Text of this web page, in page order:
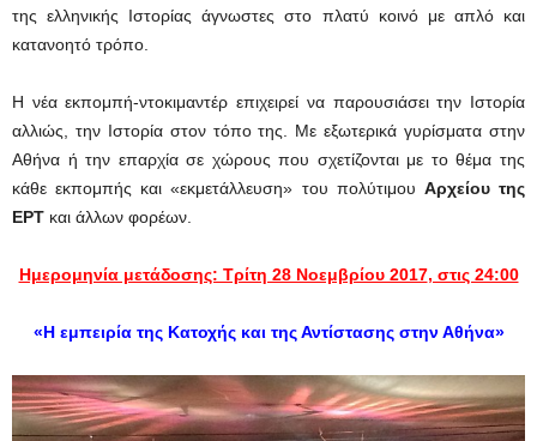
της ελληνικής Ιστορίας άγνωστες στο πλατύ κοινό με απλό και
κατανοητό τρόπο.
Η νέα εκπομπή-ντοκιμαντέρ επιχειρεί να παρουσιάσει την Ιστορία
αλλιώς, την Ιστορία στον τόπο της. Με εξωτερικά γυρίσματα στην
Αθήνα ή την επαρχία σε χώρους που σχετίζονται με το θέμα της
κάθε εκπομπής και «εκμετάλλευση» του πολύτιμου Αρχείου της
ΕΡΤ και άλλων φορέων.
Ημερομηνία μετάδοσης: Τρίτη 28 Νοεμβρίου 2017, στις 24:00
«Η εμπειρία της Κατοχής και της Αντίστασης στην Αθήνα»